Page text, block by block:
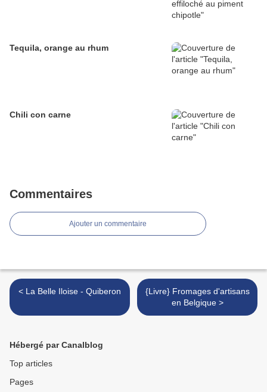
Tequila, orange au rhum
Chili con carne
Commentaires
Ajouter un commentaire
< La Belle Iloise - Quiberon
{Livre} Fromages d'artisans
en Belgique >
Hébergé par Canalblog
Top articles
Pages